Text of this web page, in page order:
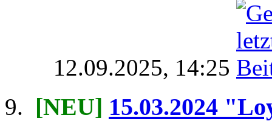
12.09.2025, 14:25
[NEU] 15.03.2024